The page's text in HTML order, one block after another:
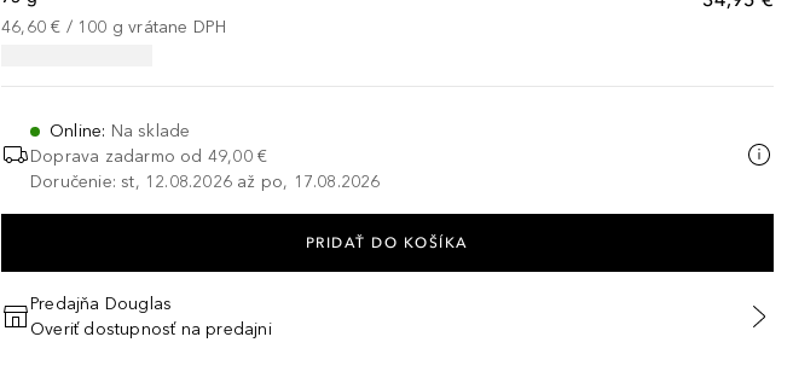
46,60 € / 100 g vrátane DPH
Online: Na sklade
Doprava zadarmo od 49,00 €
Doručenie: st, 12.08.2026 až po, 17.08.2026
PRIDAŤ DO KOŠÍKA
Predajňa Douglas
Overiť dostupnosť na predajni